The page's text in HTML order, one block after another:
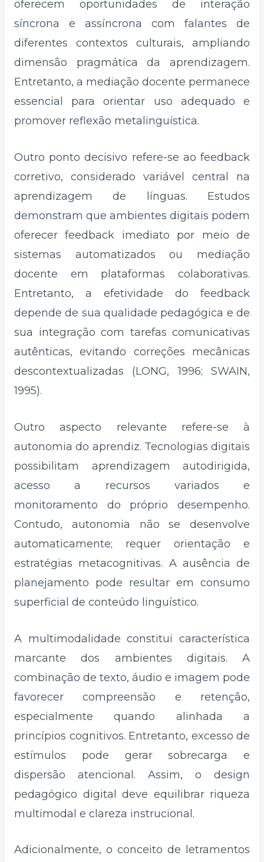
oferecem oportunidades de interação
síncrona e assíncrona com falantes de
diferentes contextos culturais, ampliando
dimensão pragmática da aprendizagem.
Entretanto, a mediação docente permanece
essencial para orientar uso adequado e
promover reflexão metalinguística.
Outro ponto decisivo refere-se ao feedback
corretivo, considerado variável central na
aprendizagem de línguas. Estudos
demonstram que ambientes digitais podem
oferecer feedback imediato por meio de
sistemas automatizados ou mediação
docente em plataformas colaborativas.
Entretanto, a efetividade do feedback
depende de sua qualidade pedagógica e de
sua integração com tarefas comunicativas
autênticas, evitando correções mecânicas
descontextualizadas (LONG, 1996; SWAIN,
1995).
Outro aspecto relevante refere-se à
autonomia do aprendiz. Tecnologias digitais
possibilitam aprendizagem autodirigida,
acesso a recursos variados e
monitoramento do próprio desempenho.
Contudo, autonomia não se desenvolve
automaticamente; requer orientação e
estratégias metacognitivas. A ausência de
planejamento pode resultar em consumo
superficial de conteúdo linguístico.
A multimodalidade constitui característica
marcante dos ambientes digitais. A
combinação de texto, áudio e imagem pode
favorecer compreensão e retenção,
especialmente quando alinhada a
princípios cognitivos. Entretanto, excesso de
estímulos pode gerar sobrecarga e
dispersão atencional. Assim, o design
pedagógico digital deve equilibrar riqueza
multimodal e clareza instrucional.
Adicionalmente, o conceito de letramentos